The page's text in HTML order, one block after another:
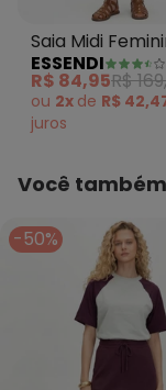
Saia Midi
Moletinho
ESSENDI
R$ 84,95R$
ou 2x de R$
juros
Você
-50%